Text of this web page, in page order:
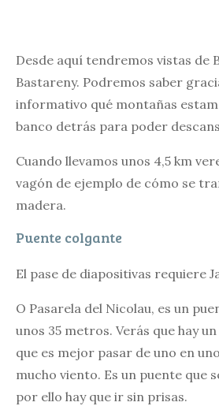
Desde aquí tendremos vistas de
Bastareny. Podremos saber
informativo qué montañas
banco detrás para poder
Cuando llevamos unos 4,5 km
vagón de ejemplo de cómo se
madera.
Puente colgante
El pase de diapositivas requiere
O Pasarela del Nicolau, es un
unos 35 metros. Verás que hay
que es mejor pasar de uno en
mucho viento. Es un puente que
por ello hay que ir sin prisas.